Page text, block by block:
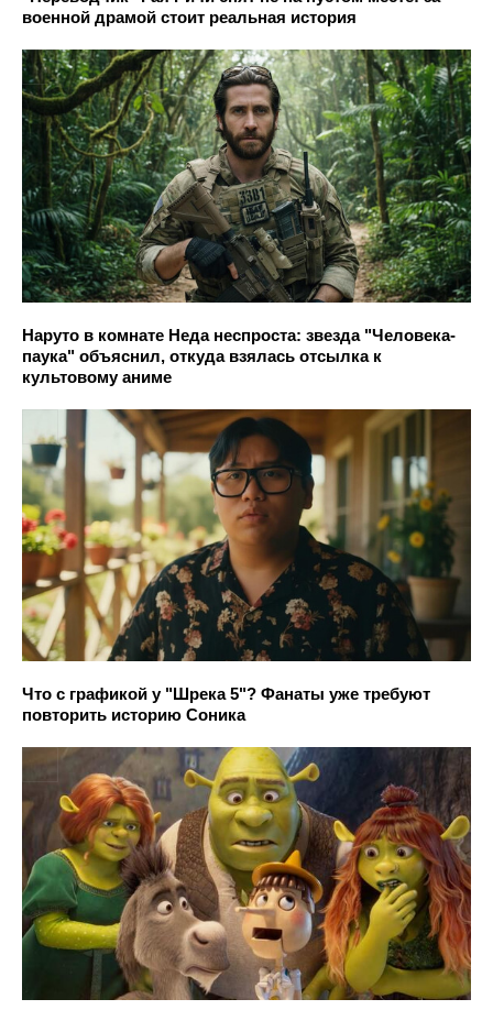
военной драмой стоит реальная история
Наруто в комнате Неда неспроста: звезда "Человека-
паука" объяснил, откуда взялась отсылка к
культовому аниме
Что с графикой у "Шрека 5"? Фанаты уже требуют
повторить историю Соника